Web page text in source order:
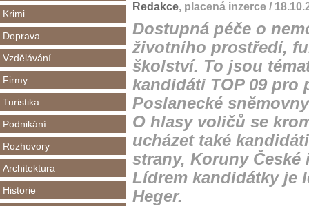
Krimi
Doprava
Vzdělávání
Firmy
Turistika
Podnikání
Rozhovory
Architektura
Historie
Redakce, placená inzerce /
Dostupná péče o
životního prostředí,
školství. To jsou
kandidáti TOP 09 pro
Poslanecké
O hlasy voličů se
ucházet také
strany, Koruny
Lídrem kandidátky je
Heger.